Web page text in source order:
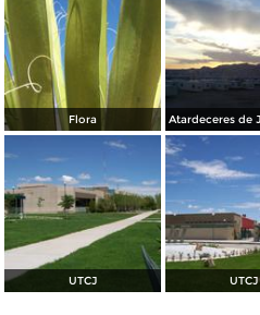
Flora
UTCJ UTCJ